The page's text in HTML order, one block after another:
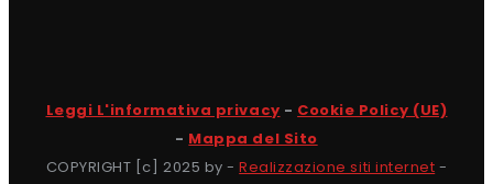
Leggi L'informativa privacy - Cookie Policy (UE)
- Mappa del Sito
COPYRIGHT [c] 2025 by -Realizzazione siti internet -